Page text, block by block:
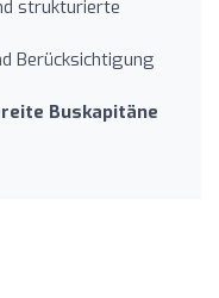
strukturierte
Berücksichtigung
Buskapitäne